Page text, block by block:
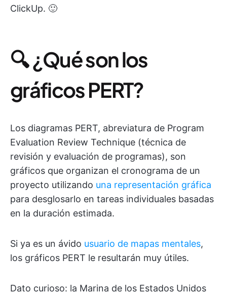
ClickUp. 🙂
🔍 ¿Qué son los
gráficos PERT?
Los diagramas PERT, abreviatura de Program
Evaluation Review Technique (técnica de
revisión y evaluación de programas), son
gráficos que organizan el cronograma de un
proyecto utilizando una representación gráfica
para desglosarlo en tareas individuales basadas
en la duración estimada.
Si ya es un ávido usuario de mapas mentales,
los gráficos PERT le resultarán muy útiles.
Dato curioso: la Marina de los Estados Unidos